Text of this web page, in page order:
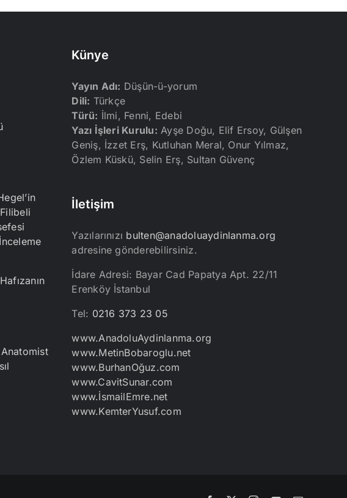
Anatomist
Künye
Yayın Adı: Düşün-ü-yorum
Dili: Türkçe
Türü: İlmi, Fenni, Edebi
Yazı İşleri Kurulu: Ayşe Doğu, Elif Ersoy, Gülşen
Geniş, İzzet Erş, Kutluhan Meral, Onur Yılmaz,
Özlem Küskü, Selin Erş, Sultan Güvenç
İletişim
Yazılarınızı bulten@anadoluaydinlanma.org
adresine gönderebilirsiniz.
İdare Adresi: Bayar Cad Papatya Apt. 22/11
Erenköy İstanbul
Tel: 0216 373 23 05
www.AnadoluAydinlanma.org
www.MetinBobaroglu.net
www.BurhanOğuz.com
www.CavitSunar.com
www.İsmailEmre.net
www.KemterYusuf.com